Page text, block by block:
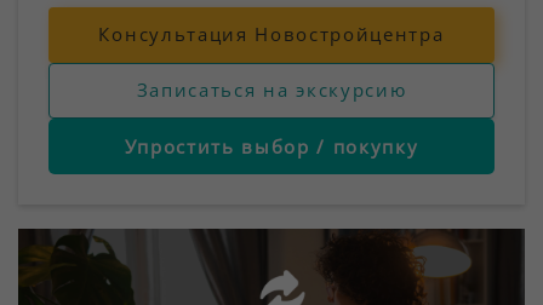
Консультация Новостройцентра
Записаться на экскурсию
Упростить выбор / покупку